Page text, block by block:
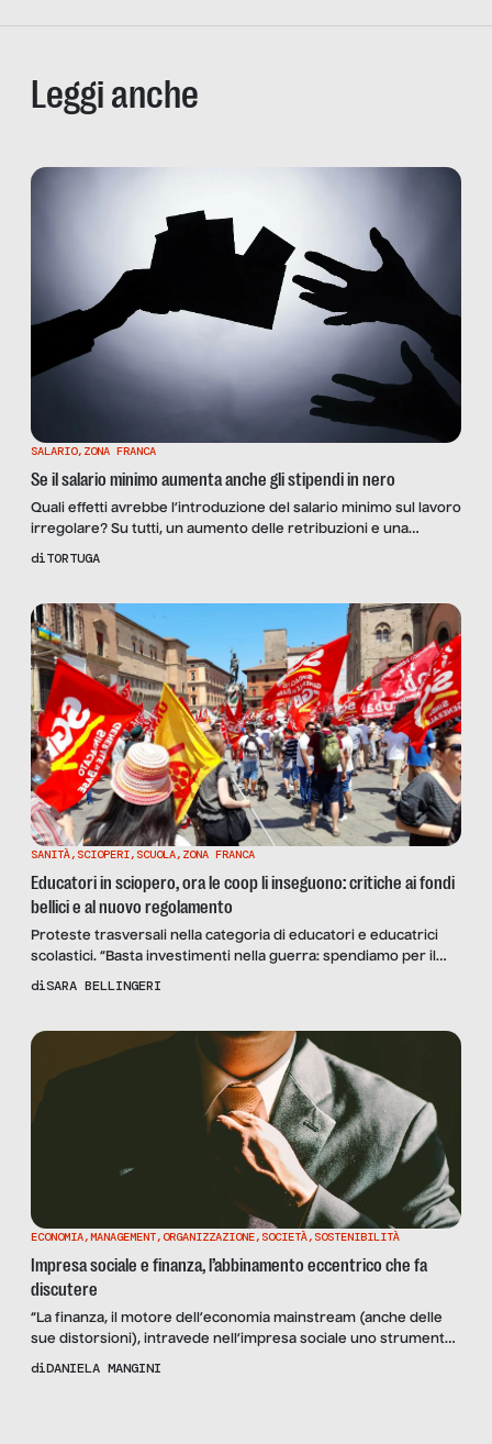
Leggi anche
SALARIO, ZONA FRANCA
Se il salario minimo aumenta anche gli stipendi in nero
Quali effetti avrebbe l’introduzione del salario minimo sul lavoro
irregolare? Su tutti, un aumento delle retribuzioni e una
riallocazione dei lavoratori tra il settore formale e quello
di sviluppo.
diTORTUGA
SANITÀ, SCIOPERI, SCUOLA, ZONA FRANCA
Educatori in sciopero, ora le coop li inseguono: critiche ai fondi
bellici e al nuovo regolamento
Proteste trasversali nella categoria di educatori e educatrici
scolastici. “Basta investimenti nella guerra: spendiamo per il
welfare”, sostiene l’educatore e delegato sindacale SGB
sostituirci”.
diSARA BELLINGERI
ECONOMIA,MANAGEMENT,ORGANIZZAZIONE, SOCIETÀ, SOSTENIBILITÀ
Impresa sociale e finanza, l’abbinamento eccentrico che fa
discutere
“La finanza, il motore dell’economia mainstream (anche delle
sue distorsioni), intravede nell’impresa sociale uno strumento
per realizzare investimenti a elevato impatto sociale”. Il
diDANIELA MANGINI